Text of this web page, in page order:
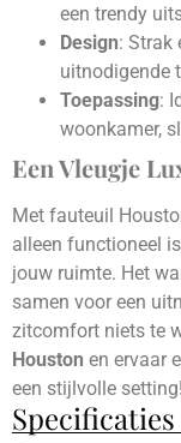
een trendy
Design: Strak
uitnodigende
Toepassing:
woonkamer,
Een Vleugje
Met fauteuil
alleen functioneel
jouw ruimte. Het
samen voor een
zitcomfort niets te
Houston en ervaar
een stijlvolle setting!
Specificaties